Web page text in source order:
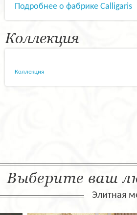
Подробнее о фабрике Calligaris
Коллекция
Коллекция
Выберите ваш
Элитная